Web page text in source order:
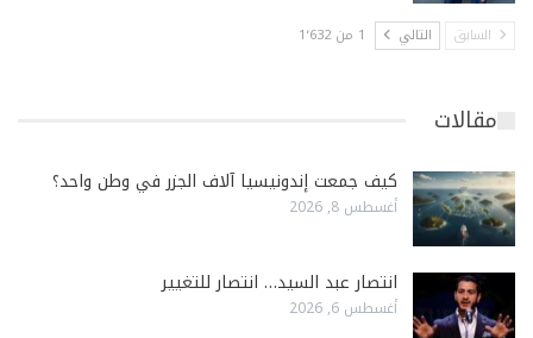
السابق التالي 1 من 1٬632
مقالات
كيف جمعت إندونيسيا آلاف الجزر في وطن واحد؟
أغسطس 8, 2026
انتصار عبد السيد… انتصار للتغيير
أغسطس 6, 2026